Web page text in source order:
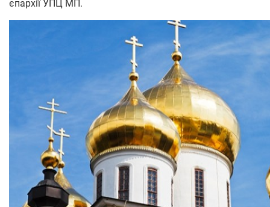
єпархії УПЦ МП.